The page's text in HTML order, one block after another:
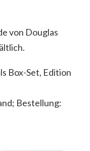
von Douglas
Box-Set, Edition
Bestellung: